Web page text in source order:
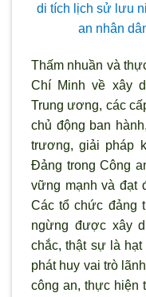
di tích lịch sử lưu
an nhân
Thấm nhuần và
Chí Minh về xây
Trung ương, các
chủ động ban
trương, giải pháp
Đảng trong Công
vững mạnh và đạt
Các tổ chức đảng
ngừng được xây
chắc, thật sự là
phát huy vai trò
công an, thực hiện